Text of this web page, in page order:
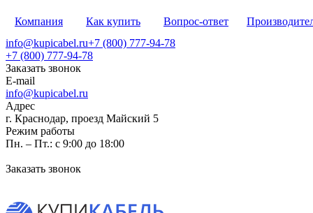
Компания Как купить Вопрос-ответ
info@kupicabel.ru+7 (800) 777-94-78
+7 (800) 777-94-78
Заказать звонок
E-mail
info@kupicabel.ru
Адрес
г. Краснодар, проезд Майский 5
Режим работы
Пн. – Пт.: с 9:00 до 18:00
Заказать звонок